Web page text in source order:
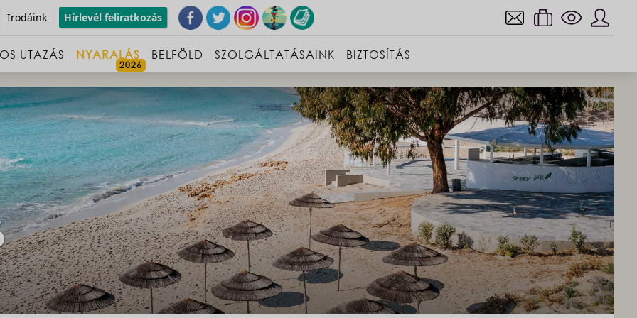
Irodáink Hírlevél feliratkozás
UTAZÁS NYARALÁS BELFÖLD SZOLGÁLTATÁSAINK BIZTOSÍTÁS